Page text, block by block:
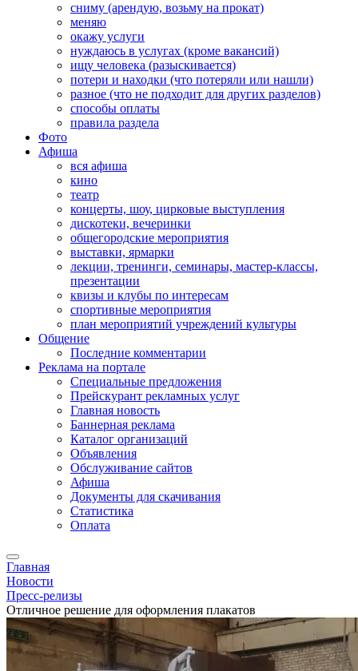
сниму (арендую, возьму на прокат)
меняю
окажу услуги
нуждаюсь в услугах (кроме вакансий)
ищу человека (разыскивается)
потери и находки (что потеряли или нашли)
разное (что не подходит для других разделов)
способы оплаты
правила раздела
Фото
Афиша
вся афиша
кино
театр
концерты, шоу, цирковые выступления
дискотеки, вечеринки
общегородские мероприятия
выставки, ярмарки
лекции, тренинги, семинары, мастер-классы,
презентации
квизы и клубы по интересам
спортивные мероприятия
план мероприятий учреждений культуры
Общение
Последние комментарии
Реклама на портале
Специальные предложения
Прейскурант рекламных услуг
Главная новость
Баннерная реклама
Каталог организаций
Объявления
Обслуживание сайтов
Афиша
Документы для скачивания
Статистика
Оплата
Главная
Новости
Пресс-релизы
Отличное решение для оформления плакатов